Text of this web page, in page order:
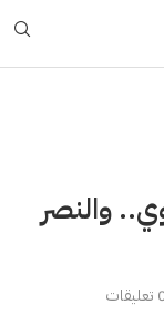
والنصر